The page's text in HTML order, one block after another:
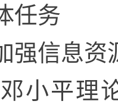
任务
强信息
小平理